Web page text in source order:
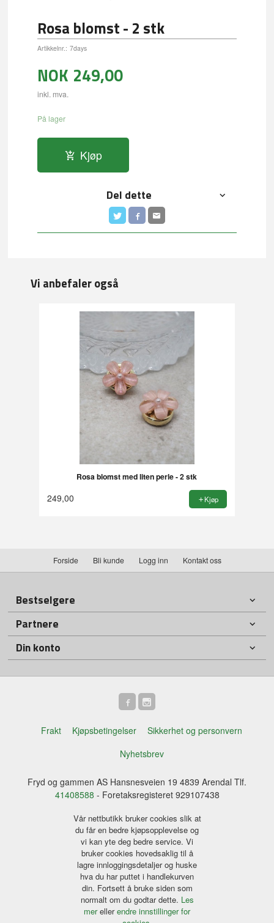
Rosa blomst - 2 stk
Artikkelnr.: 7days
NOK 249,00
inkl. mva.
På lager
Kjøp
Del dette
Vi anbefaler også
Rosa blomst med liten perle - 2 stk
249,00 Kjøp
Forside Bli kunde Logg inn Kontakt oss
Bestselgere
Partnere
Din konto
Frakt Kjøpsbetingelser
Sikkerhet og personvern
Nyhetsbrev
Fryd og gammen AS Hansnesveien 19 4839 Arendal Tlf.
41408588 - Foretaksregisteret 929107438
Vår nettbutikk bruker cookies slik at
du får en bedre kjøpsopplevelse og
vi kan yte deg bedre service. Vi
bruker cookies hovedsaklig til å
lagre innloggingsdetaljer og huske
hva du har puttet i handlekurven
din. Fortsett å bruke siden som
normalt om du godtar dette. Les
merellerendre innstillinger for